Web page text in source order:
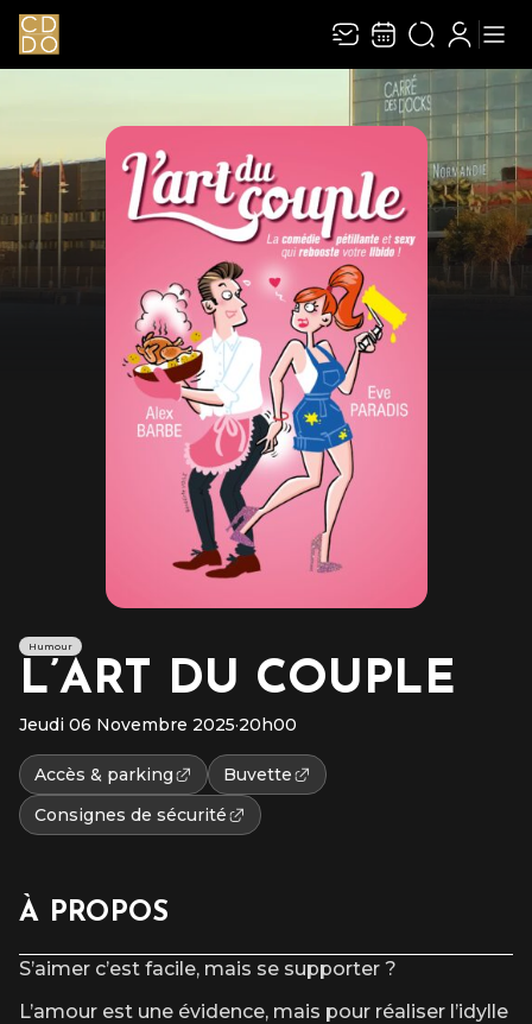
Recevez toute l’actualité en vous abonnant à
ENVOYER
Rivaj Group traite votre adresse électronique pour la gestion de votre
abonnement à la newsletter de Le Carré des Docks / Docks Océane
pouvez retirer votre consentement à tout moment. Pour en savoir plus,
politique de protection des données.
Humour
L’ART DU COUPLE
Jeudi 06 Novembre 2025·20h00
Accès & parking
Buvette
Consignes de sécurité
À PROPOS
S’aimer c’est facile, mais se supporter ?
L’amour est une évidence, mais pour réaliser l’idylle